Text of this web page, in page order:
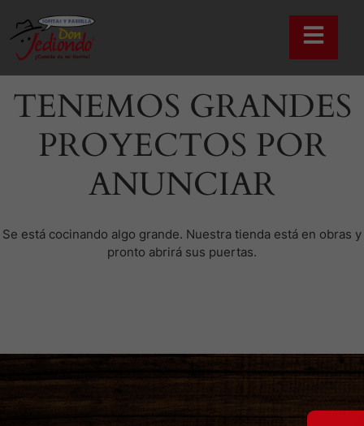
TENEMOS GRANDES
PROYECTOS POR
ANUNCIAR
Se está cocinando algo grande. Nuestra tienda está en obras y
pronto abrirá sus puertas.